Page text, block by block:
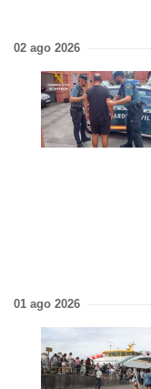
02 ago 2026
01 ago 2026